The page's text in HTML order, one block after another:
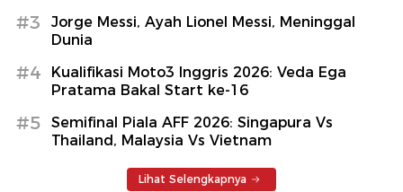
#3
Jorge Messi, Ayah Lionel Messi, Meninggal
Dunia
#4
Kualifikasi Moto3 Inggris 2026: Veda Ega
Pratama Bakal Start ke-16
#5
Semifinal Piala AFF 2026: Singapura Vs
Thailand, Malaysia Vs Vietnam
Lihat Selengkapnya